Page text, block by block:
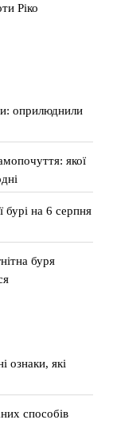
Ріко
оприлюднили
якої
бурі на 6 серпня
буря
ознаки, які
способів